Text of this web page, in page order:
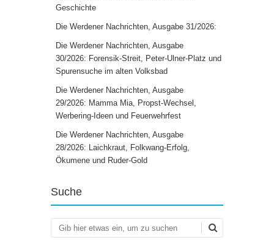
Geschichte
Die Werdener Nachrichten, Ausgabe 31/2026:
Die Werdener Nachrichten, Ausgabe
30/2026: Forensik-Streit, Peter-Ulner-Platz und
Spurensuche im alten Volksbad
Die Werdener Nachrichten, Ausgabe
29/2026: Mamma Mia, Propst-Wechsel,
Werbering-Ideen und Feuerwehrfest
Die Werdener Nachrichten, Ausgabe
28/2026: Laichkraut, Folkwang-Erfolg,
Ökumene und Ruder-Gold
Suche
Suchen